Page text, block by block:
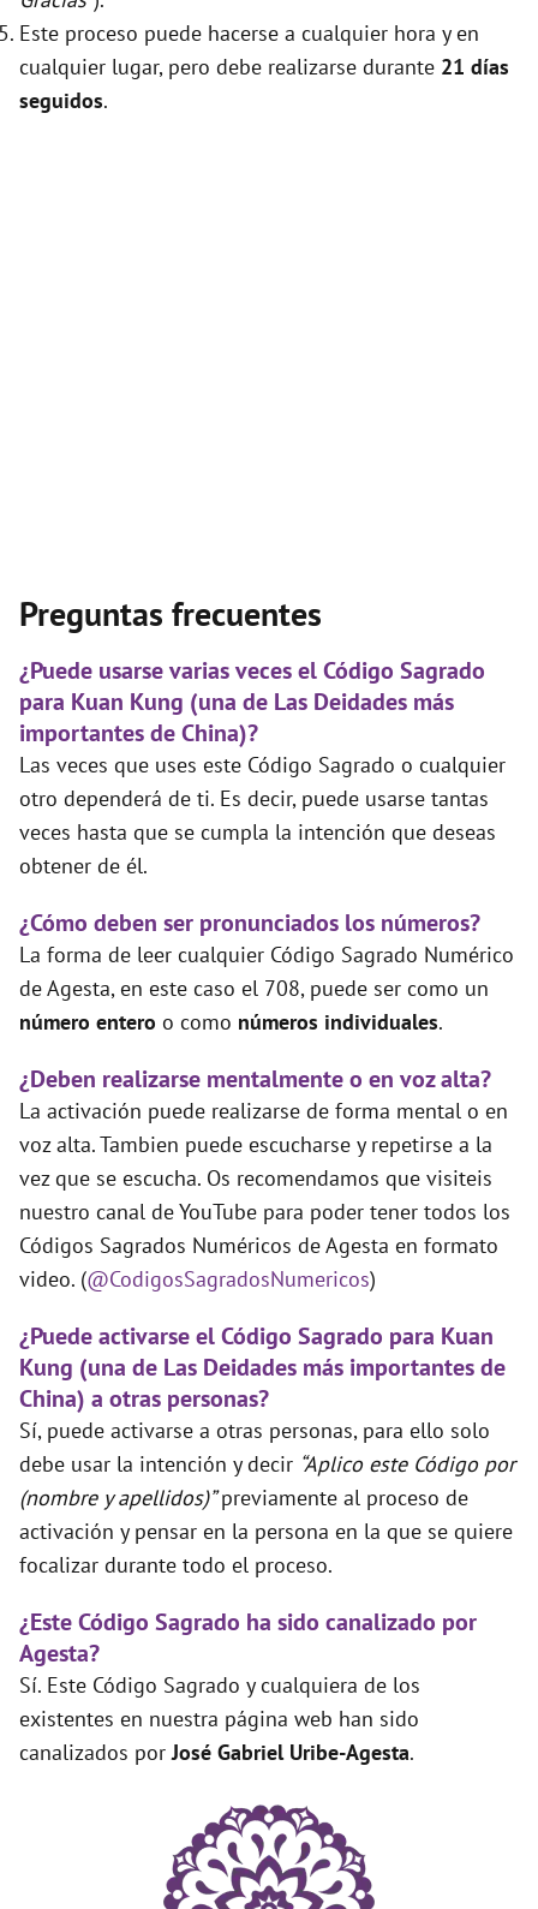
Este proceso puede hacerse a cualquier hora y en
cualquier lugar, pero debe realizarse durante 21 días
seguidos.
Preguntas frecuentes
¿Puede usarse varias veces el Código Sagrado
para Kuan Kung (una de Las Deidades más
importantes de China)?
Las veces que uses este Código Sagrado o cualquier
otro dependerá de ti. Es decir, puede usarse tantas
veces hasta que se cumpla la intención que deseas
obtener de él.
¿Cómo deben ser pronunciados los números?
La forma de leer cualquier Código Sagrado Numérico
de Agesta, en este caso el 708, puede ser como un
número entero o como números individuales.
¿Deben realizarse mentalmente o en voz alta?
La activación puede realizarse de forma mental o en
voz alta. Tambien puede escucharse y repetirse a la
vez que se escucha. Os recomendamos que visiteis
nuestro canal de YouTube para poder tener todos los
Códigos Sagrados Numéricos de Agesta en formato
video. (@CodigosSagradosNumericos)
¿Puede activarse el Código Sagrado para Kuan
Kung (una de Las Deidades más importantes de
China) a otras personas?
Sí, puede activarse a otras personas, para ello solo
debe usar la intención y decir “Aplico este Código por
(nombre y apellidos)”previamente al proceso de
activación y pensar en la persona en la que se quiere
focalizar durante todo el proceso.
¿Este Código Sagrado ha sido canalizado por
Agesta?
Sí. Este Código Sagrado y cualquiera de los
existentes en nuestra página web han sido
canalizados porJosé Gabriel Uribe-Agesta.